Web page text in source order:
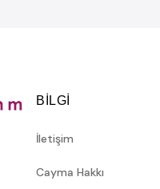
BILGI
İletişim
Cayma Hakkı